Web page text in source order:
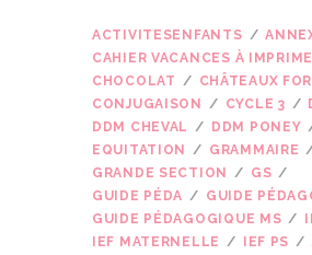
ACTIVITESENFANTS
CAHIER VACANCES À
CHOCOLAT
CHÂTEAUX
CONJUGAISON
CYCLE 3
DDM CHEVAL
DDM PONEY
EQUITATION
GRAMMAIRE
GRANDE SECTION
GS
GUIDE PÉDA
GUIDE
GUIDE PÉDAGOGIQUE MS
IEF MATERNELLE
IEF PS